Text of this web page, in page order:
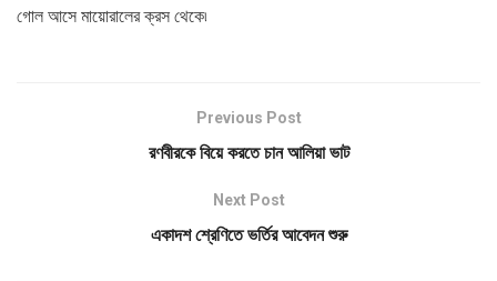
গোল আসে মায়োরালের ক্রস থেকে৷
Previous Post
রণবীরকে বিয়ে করতে চান আলিয়া ভাট
Next Post
একাদশ শ্রেণিতে ভর্তির আবেদন শুরু